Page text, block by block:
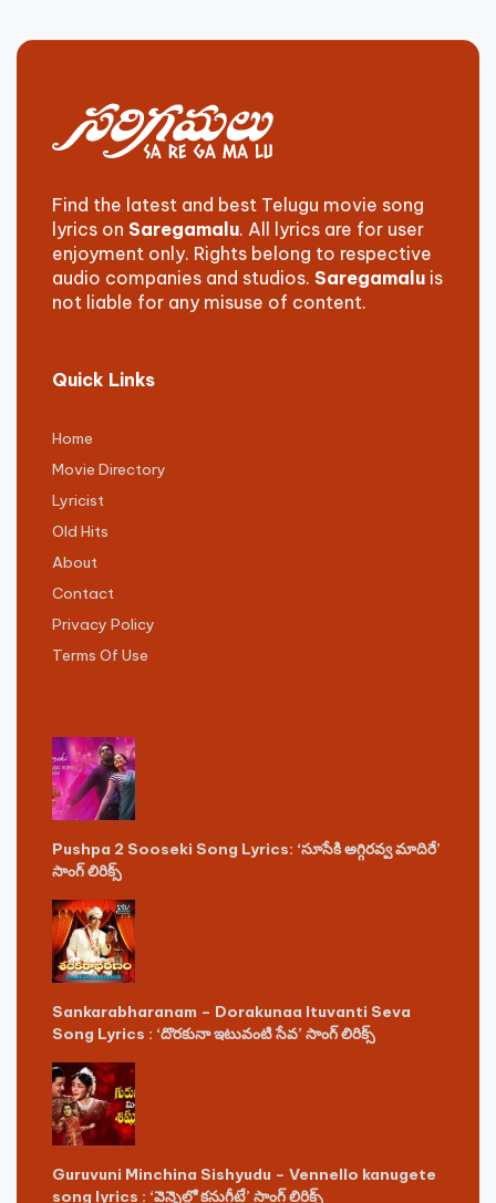
Find the latest and best Telugu movie song
lyrics onSaregamalu. All lyrics are for user
enjoyment only. Rights belong to respective
audio companies and studios.Saregamalu is
not liable for any misuse of content.
Quick Links
Home
Movie Directory
Lyricist
Old Hits
About
Contact
Privacy Policy
Terms Of Use
Pushpa 2 Sooseki Song Lyrics: ‘సూసేకి అగ్గిరవ్వ మాదిరే’
సాంగ్ లిరిక్స్
Sankarabharanam – Dorakunaa Ituvanti Seva
Song Lyrics : ‘దొరకునా ఇటువంటి సేవ’ సాంగ్ లిరిక్స్
Guruvuni Minchina Sishyudu – Vennello kanugete
song lyrics : ‘వెన్నెల్లో కనుగీటే’ సాంగ్ లిరిక్స్